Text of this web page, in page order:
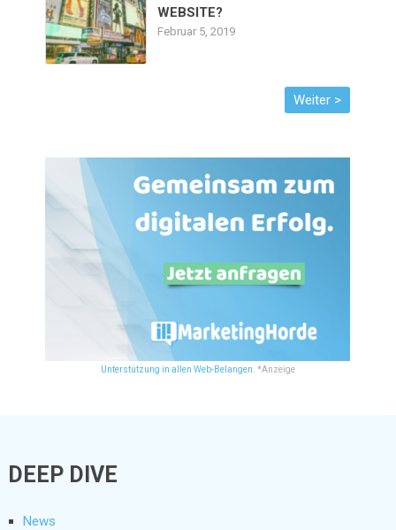
WEBSITE?
Februar 5, 2019
Unterstützung in allen Web-Belangen. *Anzeige
DEEP DIVE
News